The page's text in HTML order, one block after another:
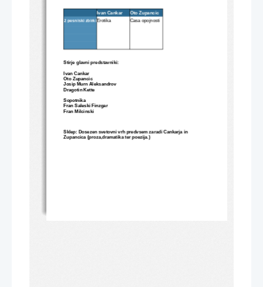
Ivan Cankar
Oto Zupancic
2 pesniski zbirkiErotika Casa opojnosti
Stirje glavni predstavniki:
Ivan Cankar
Oto Zupancic
Josip Murn Aleksandrov
Dragotin Kette
Sopotnika
Fran Saleski Finzgar
Fran Milcinski
Sklep: Dosezen svetovni vrh predvsem zaradi Cankarja in
Zupancica (proza,dramatika ter poezija.)